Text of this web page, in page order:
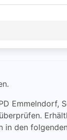
Emmelndorf,
in den